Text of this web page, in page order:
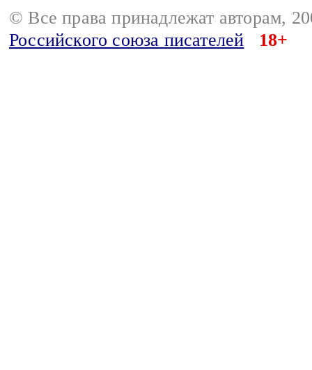
© Все права принадлежат авторам,
Российского союза писателей
18+